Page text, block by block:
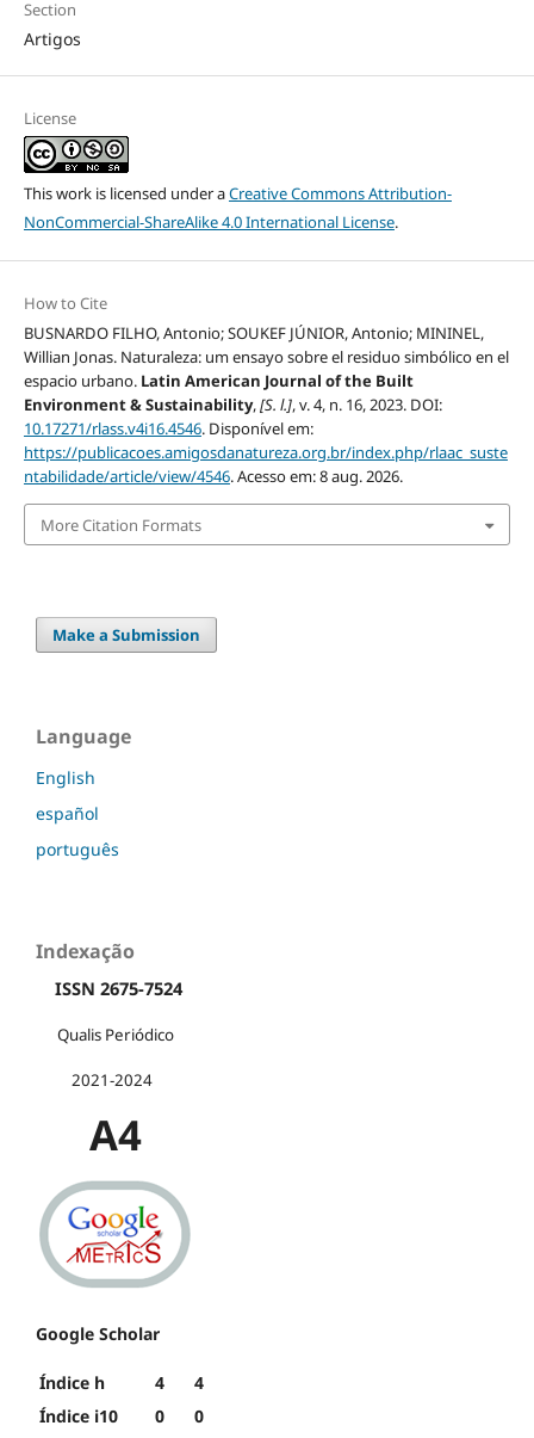
Section
Artigos
License
This work is licensed under aCreative Commons Attribution-
NonCommercial-ShareAlike 4.0 International License.
How to Cite
BUSNARDO FILHO, Antonio; SOUKEF JÚNIOR, Antonio; MININEL,
Willian Jonas. Naturaleza: um ensayo sobre el residuo simbólico en el
espacio urbano. Latin American Journal of the Built
Environment & Sustainability,[S. l.], v. 4, n. 16, 2023. DOI:
10.17271/rlass.v4i16.4546. Disponível em:
https://publicacoes.amigosdanatureza.org.br/index.php/rlaac_suste
ntabilidade/article/view/4546. Acesso em: 8 aug. 2026.
More Citation Formats
Make a Submission
Language
English
español
português
Indexação
ISSN 2675-7524
Qualis Periódico
2021-2024
A4
Google Scholar
Índice h 4
4
Índice i10
0 0